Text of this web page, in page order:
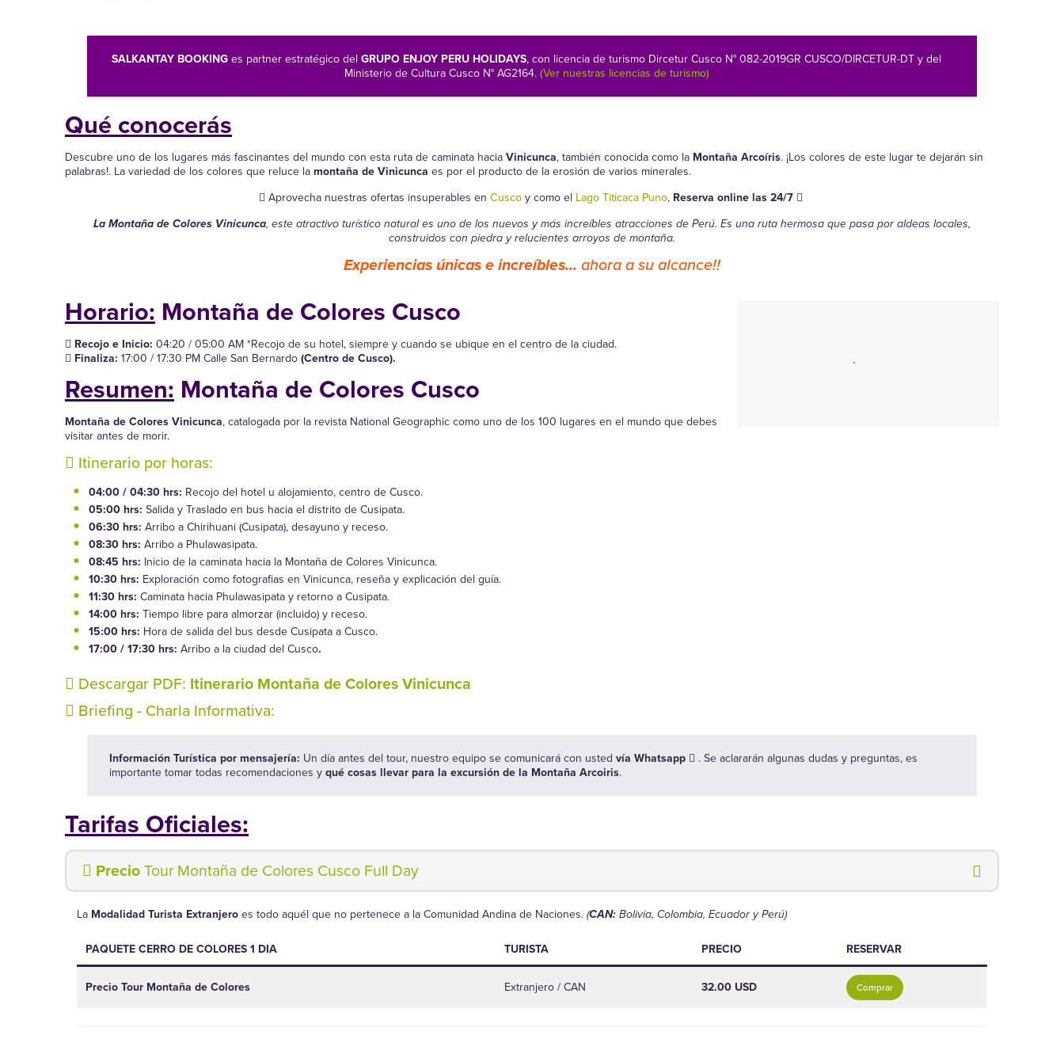
SALKANTAY BOOKINGes partner estratégico del GRUPO ENJOY PERU HOLIDAYS, con licencia de turismo Dircetur Cusco N° 082-2019GR CUSCO/DIRCETUR-DT y del
Ministerio de Cultura Cusco N° AG2164.(Ver nuestras licencias de turismo)
Qué conocerás
Descubre uno de los lugares más fascinantes del mundo con esta ruta de caminata haciaVinicunca, también conocida como la Montaña Arcoíris. ¡Los colores de este lugar te dejarán sin
palabras!. La variedad de los colores que reluce lamontaña de Vinicunca es por el producto de la erosión de varios minerales.
Aprovecha nuestras ofertas insuperables en Cuscoy como el Lago Titicaca Puno, Reserva online las 24/7
La Montaña de Colores Vinicunca, este atractivo turístico natural es uno de los nuevos y más increíbles atracciones de Perú. Es una ruta hermosa que pasa por aldeas locales,
construidos con piedra y relucientes arroyos de montaña.
Experiencias únicas e increíbles... ahora a su alcance!!
Horario: Montaña de Colores Cusco
Recojo e Inicio: 04:20 / 05:00 AM *Recojo de su hotel, siempre y cuando se ubique en el centro de la ciudad.
Finaliza: 17:00 / 17:30 PM Calle San Bernardo(Centro de Cusco).
Resumen: Montaña de Colores Cusco
Montaña de Colores Vinicunca, catalogada por la revista National Geographic como uno de los 100 lugares en el mundo que debes
visitar antes de morir.
Itinerario por horas:
04:00 / 04:30 hrs: Recojo del hotel u alojamiento, centro de Cusco.
05:00 hrs: Salida y Traslado en bus hacia el distrito de Cusipata.
06:30 hrs: Arribo a Chirihuani (Cusipata), desayuno y receso.
08:30 hrs: Arribo a Phulawasipata.
08:45 hrs: Inicio de la caminata hacia la Montaña de Colores Vinicunca.
10:30 hrs: Exploración como fotografias en Vinicunca, reseña y explicación del guía.
11:30 hrs: Caminata hacia Phulawasipata y retorno a Cusipata.
14:00 hrs: Tiempo libre para almorzar (incluido) y receso.
15:00 hrs: Hora de salida del bus desde Cusipata a Cusco.
17:00 / 17:30 hrs: Arribo a la ciudad del Cusco.
Descargar PDF: Itinerario Montaña de Colores Vinicunca
Briefing - Charla Informativa:
Información Turística por mensajería: Un día antes del tour, nuestro equipo se comunicará con usted vía Whatsapp
. Se aclararán algunas dudas y preguntas, es
importante tomar todas recomendaciones yqué cosas llevar para la excursión de la Montaña Arcoiris.
Tarifas Oficiales:
PrecioTour Montaña de Colores Cusco Full Day
La Modalidad Turista Extranjeroes todo aquél que no pertenece a la Comunidad Andina de Naciones.(CAN:Bolivia, Colombia, Ecuador y Perú)
PAQUETE CERRO DE COLORES 1 DIA TURISTA PRECIO RESERVAR
Precio Tour Montaña de Colores Extranjero / CAN 32.00 USD Comprar